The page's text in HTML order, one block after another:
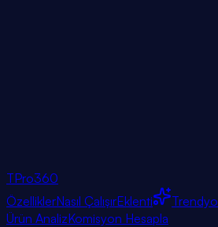
TPro360
ÖzelliklerNasıl ÇalışırEklenti
Ürün AnalizKomisyon Hesapla